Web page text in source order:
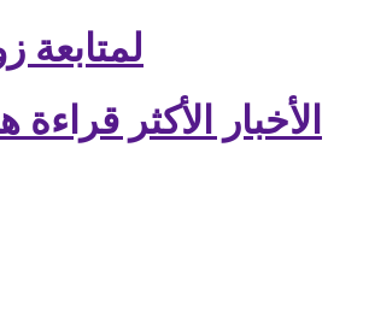
لمتابعة
الأخبار الأكثر قراءة